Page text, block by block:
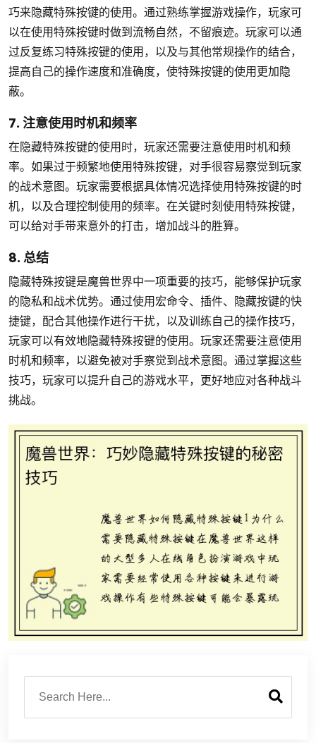
巧来隐藏特殊按键的使用。通过熟练掌握游戏操作，玩家可
以在使用特殊按键时做到流畅自然，不留痕迹。玩家可以通
过反复练习特殊按键的使用，以及与其他常规操作的结合，
提高自己的操作速度和准确度，使特殊按键的使用更加隐
蔽。
7. 注意使用时机和频率
在隐藏特殊按键的使用时，玩家还需要注意使用时机和频
率。如果过于频繁地使用特殊按键，对手很容易察觉到玩家
的战术意图。玩家需要根据具体情况选择使用特殊按键的时
机，以及合理控制使用的频率。在关键时刻使用特殊按键，
可以给对手带来意外的打击，增加战斗的胜算。
8. 总结
隐藏特殊按键是魔兽世界中一项重要的技巧，能够保护玩家
的隐私和战术优势。通过使用宏命令、插件、隐藏按键的快
捷键，配合其他操作进行干扰，以及训练自己的操作技巧，
玩家可以有效地隐藏特殊按键的使用。玩家还需要注意使用
时机和频率，以避免被对手察觉到战术意图。通过掌握这些
技巧，玩家可以提升自己的游戏水平，更好地应对各种战斗
挑战。